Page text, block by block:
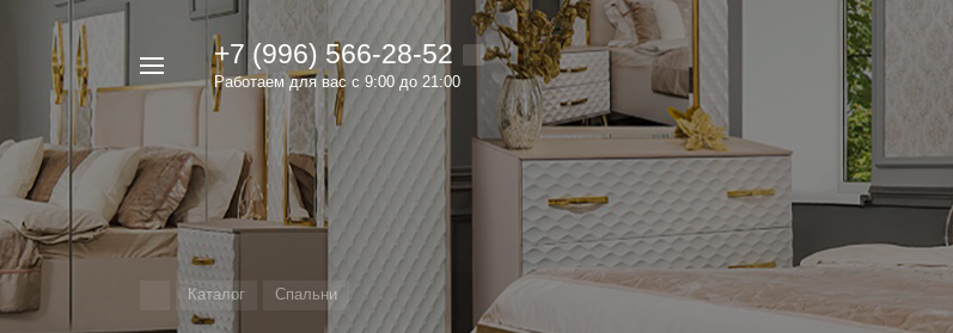
в каталоге
Найти
Например,
мебель
+7 (996) 566-28-52
Работаем для вас с 9:00 до 21:00
Каталог Спальни